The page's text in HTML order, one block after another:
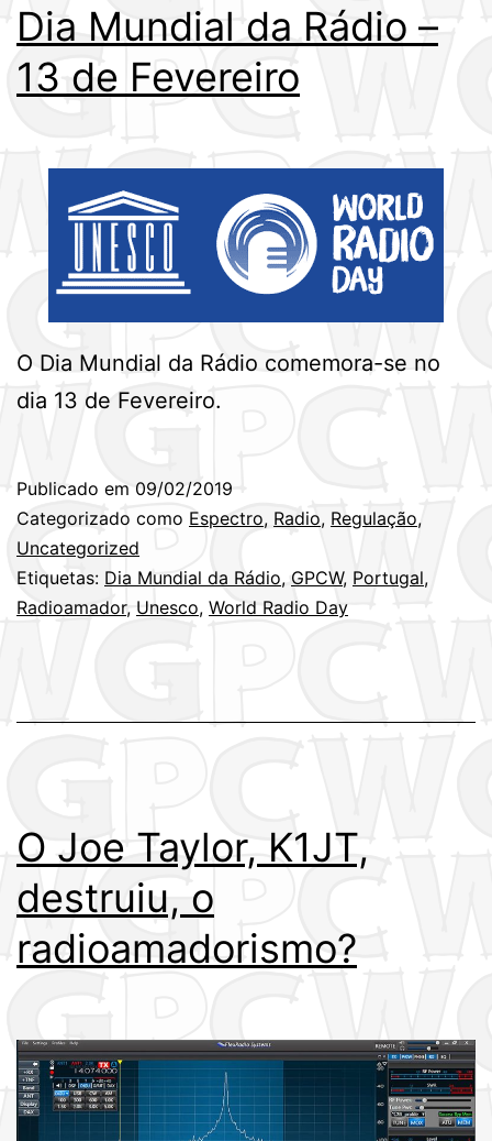
Dia Mundial da Rádio –
13 de Fevereiro
O Dia Mundial da Rádio comemora-se no
dia 13 de Fevereiro.
Publicado em 09/02/2019
Categorizado como Espectro, Radio, Regulação,
Uncategorized
Etiquetas: Dia Mundial da Rádio, GPCW, Portugal,
Radioamador, Unesco, World Radio Day
O Joe Taylor, K1JT,
destruiu, o
radioamadorismo?